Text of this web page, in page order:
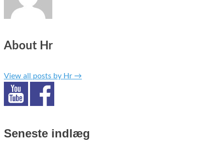
About Hr
View all posts by Hr →
Seneste indlæg